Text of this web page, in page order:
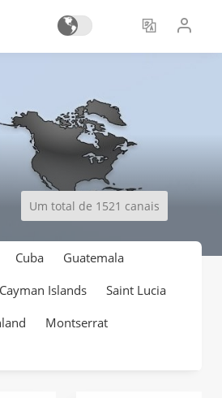
Um total de 1521 canais
Cuba
Guatemala
Cayman Islands
Saint Lucia
Montserrat